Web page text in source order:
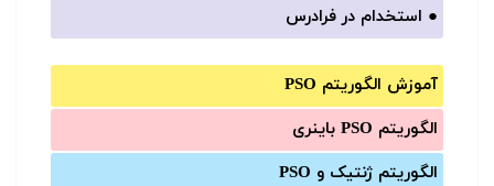
● استخدام در فرادرس
آموزش الگوریتم PSO
الگوریتم PSO باینری
الگوریتم ژنتیک و PSO